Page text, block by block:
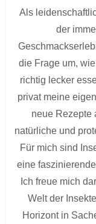
Als
der
die Frage um,
richtig lecker
privat meine
neue Rezepte
natürliche und
Für mich sind
eine
Ich freue mich
Welt der
Horizont in